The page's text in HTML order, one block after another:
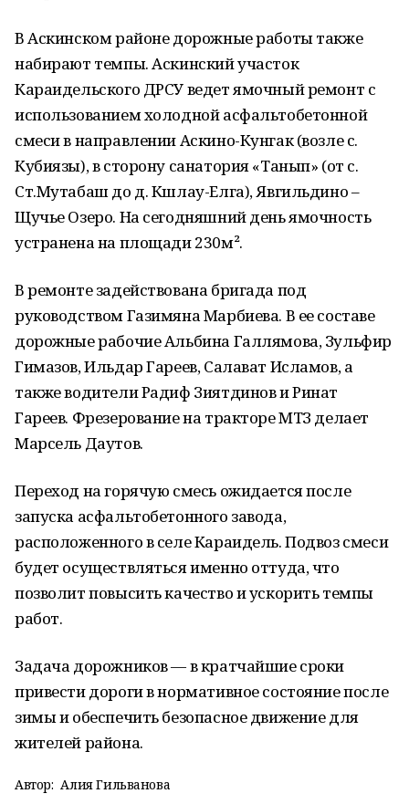
В Аскинском районе дорожные работы также
набирают темпы. Аскинский участок
Караидельского ДРСУ ведет ямочный ремонт с
использованием холодной асфальтобетонной
смеси в направлении Аскино-Кунгак (возле с.
Кубиязы), в сторону санатория «Танып» (от с.
Ст.Мутабаш до д. Кшлау-Елга), Явгильдино –
Щучье Озеро. На сегодняшний день ямочность
устранена на площади 230м².
В ремонте задействована бригада под
руководством Газимяна Марбиева. В ее составе
дорожные рабочие Альбина Галлямова, Зульфир
Гимазов, Ильдар Гареев, Салават Исламов, а
также водители Радиф Зиятдинов и Ринат
Гареев. Фрезерование на тракторе МТЗ делает
Марсель Даутов.
Переход на горячую смесь ожидается после
запуска асфальтобетонного завода,
расположенного в селе Караидель. Подвоз смеси
будет осуществляться именно оттуда, что
позволит повысить качество и ускорить темпы
работ.
Задача дорожников — в кратчайшие сроки
привести дороги в нормативное состояние после
зимы и обеспечить безопасное движение для
жителей района.
Автор: Алия Гильванова